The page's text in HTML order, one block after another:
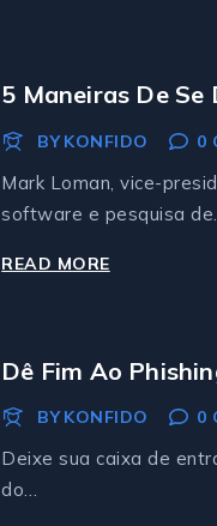
5 Maneiras De
Ataques Remotos
BY KONFIDO 0
Mark Loman, vice-
software e pesquisa de…
READ MORE
CONTRA
ATAQUES
Dê Fim Ao
De E-Mail.
BY KONFIDO 0
Deixe sua caixa de
do…